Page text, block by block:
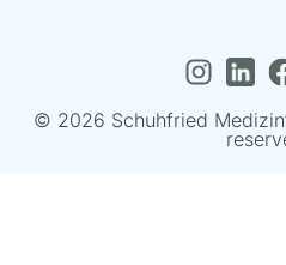
© 2026 Schuhfried